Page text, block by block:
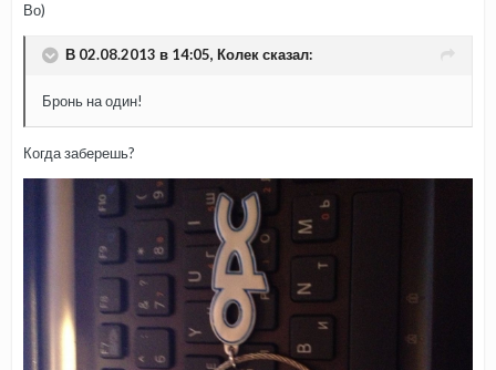
Во)
В 02.08.2013 в 14:05, Колек сказал:
Бронь на один!
Когда заберешь?